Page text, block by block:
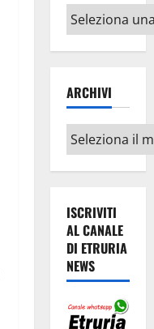
Altri
argomenti
ARCHIVI
Archivi
ISCRIVITI
AL CANALE
DI ETRURIA
NEWS